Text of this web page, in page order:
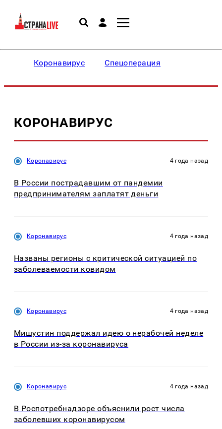
Коронавирус Спецоперация
КОРОНАВИРУС
Коронавирус 4 года назад
В России пострадавшим от пандемии
предпринимателям заплатят деньги
Коронавирус 4 года назад
Названы регионы с критической ситуацией по
заболеваемости ковидом
Коронавирус 4 года назад
Мишустин поддержал идею о нерабочей неделе
в России из-за коронавируса
Коронавирус 4 года назад
В Роспотребнадзоре объяснили рост числа
заболевших коронавирусом